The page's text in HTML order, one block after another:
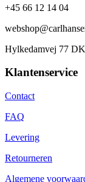
+45 66 12 14 04
Hylkedamvej 77
Klantenservice
Contact
FAQ
Levering
Retourneren
Algemene